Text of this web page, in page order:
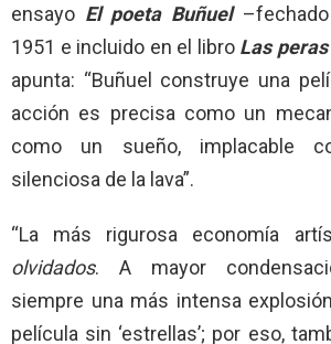
ensayo El poeta Buñuel
1951 e incluido en el libro Las
apunta: “Buñuel construye una
acción es precisa como un
como un sueño, implacable
silenciosa de la lava”.
“La más rigurosa economía
olvidados. A mayor
siempre una más intensa
película sin ‘estrellas’; por eso,